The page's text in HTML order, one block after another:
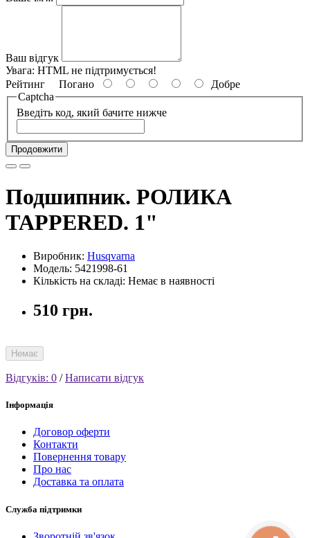
Ваш відгук
Увага: HTML не підтримується!
Рейтинг Погано
Добре
Captcha
Введіть код, який бачите нижче
Продовжити
Подшипник. РОЛИКА
TAPPERED. 1"
Виробник: Husqvarna
Модель: 5421998-61
Кількість на складі: Немає в наявності
510 грн.
Немає
Відгуків: 0 /Написати відгук
Інформація
Договор оферти
Контакти
Повернення товару
Про нас
Доставка та оплата
Служба підтримки